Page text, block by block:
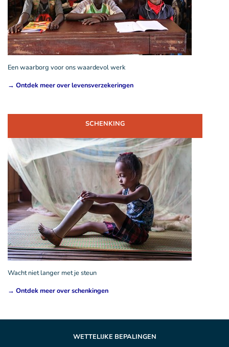
Een waarborg voor ons waardevol werk
→ Ontdek meer over levensverzekeringen
SCHENKING
Wacht niet langer met je steun
→ Ontdek meer over schenkingen
WETTELIJKE BEPALINGEN